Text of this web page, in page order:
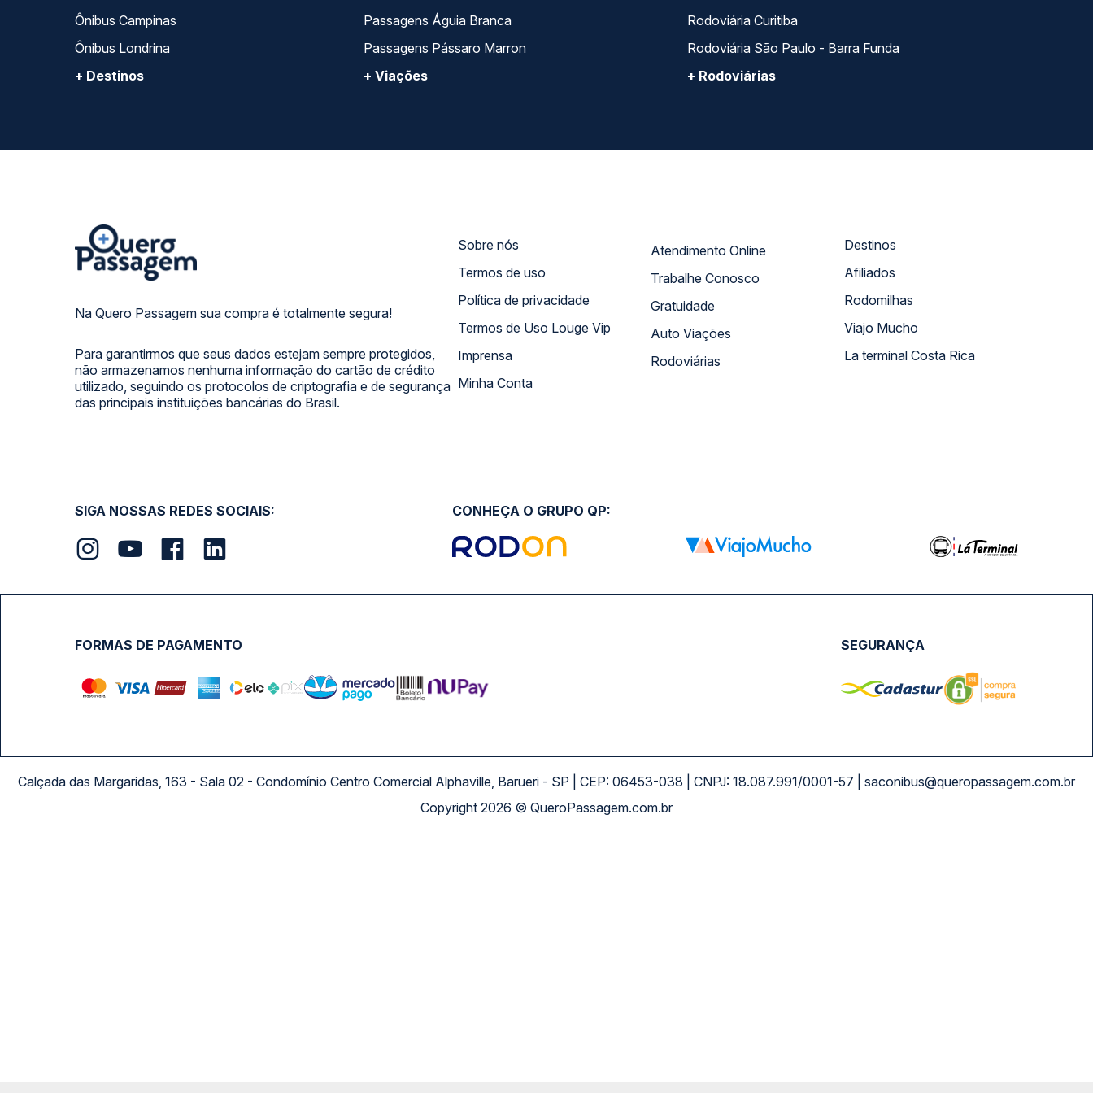
Ônibus Campinas
Ônibus Londrina
+ Destinos
Passagens Águia Branca
Passagens Pássaro Marron
+ Viações
Rodoviária Curitiba
Rodoviária São Paulo - Barra Funda
+ Rodoviárias
Na Quero Passagem sua compra é totalmente segura!
Para garantirmos que seus dados estejam sempre protegidos,
não armazenamos nenhuma informação do cartão de crédito
utilizado, seguindo os protocolos de criptografia e de segurança
das principais instituições bancárias do Brasil.
Sobre nós
Termos de uso
Política de privacidade
Termos de Uso Louge Vip
Imprensa
Minha Conta
Atendimento Online
Trabalhe Conosco
Gratuidade
Auto Viações
Rodoviárias
Destinos
Afiliados
Rodomilhas
Viajo Mucho
La terminal Costa Rica
SIGA NOSSAS REDES SOCIAIS: CONHEÇA O GRUPO QP:
FORMAS DE PAGAMENTO SEGURANÇA
Calçada das Margaridas, 163 - Sala 02 - Condomínio Centro Comercial Alphaville, Barueri - SP | CEP: 06453-038 | CNPJ: 18.087.991/0001-57 | saconibus@queropassagem.com.br
Copyright 2026 © QueroPassagem.com.br